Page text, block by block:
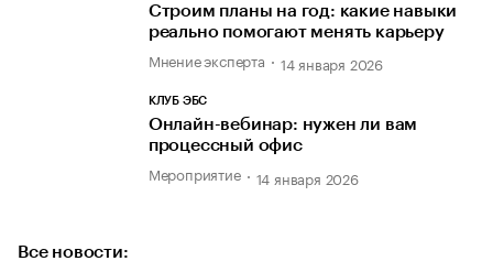
Строим планы на год: какие навыки
реально помогают менять карьеру
Мнение эксперта 14 января 2026
КЛУБ ЭБС
Онлайн-вебинар: нужен ли вам
процессный офис
Мероприятие 14 января 2026
Все новости: